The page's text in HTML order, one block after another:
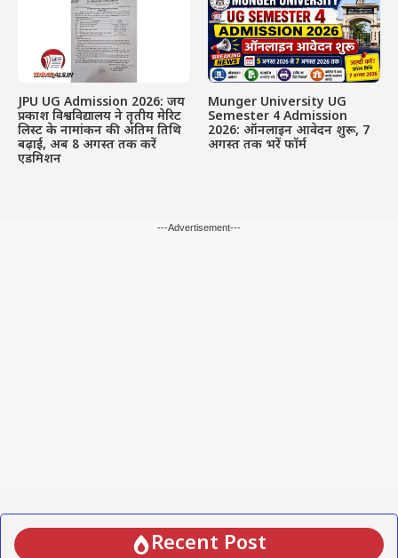
JPU UG Admission 2026: जय
प्रकाश विश्वविद्यालय ने तृतीय मेरिट
लिस्ट के नामांकन की अंतिम तिथि
बढ़ाई, अब 8 अगस्त तक करें
एडमिशन
Munger University UG
Semester 4 Admission
2026: ऑनलाइन आवेदन शुरू, 7
अगस्त तक भरें फॉर्म
---Advertisement---
Recent Post